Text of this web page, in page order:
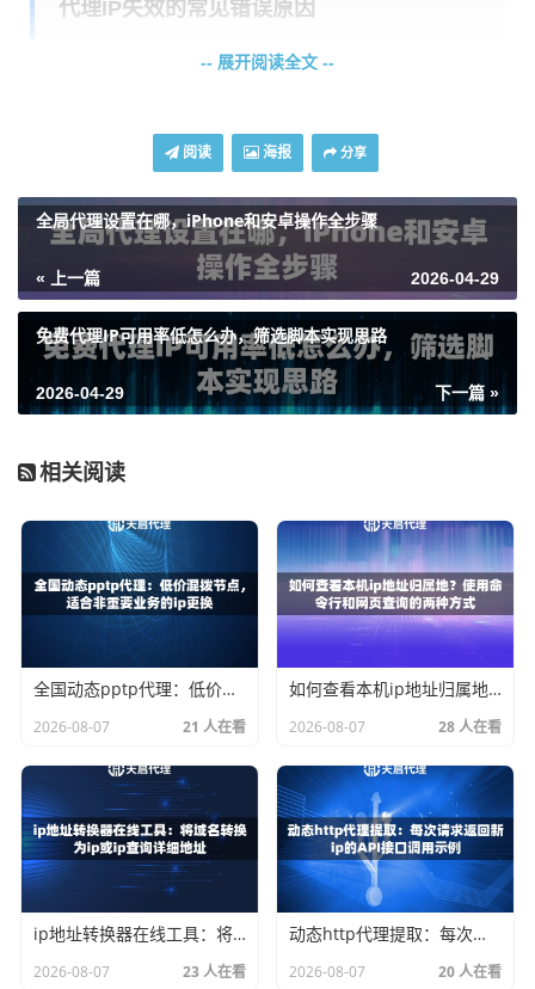
代理IP失效的常见错误原因
代理IP失效的原因多种多样，但大多逃不出以下几类：
过于频繁，触发了目标网站的防护规则，该代理IP就会被拉
特定网站。
2. 代理服务器不稳定或网络延迟高：代理服务器也可能出现
故障或负载过高，导致响应缓慢甚至超时。高延迟会使爬虫
效率急剧下降。
：使用用户名密码认证时，拼写错误、账号
过期或权限不足都会导致连接被拒绝。白IP授权模式下，本
4. 协议不匹配或连接数限制
爬虫程序使用的协议（HTTP/HTTPS/SOCKS5）必须与代理
服务商提供的协议一致。一些代理服务对单IP的并发连接数
有限制，超出限制也会导致新请求失败。
5. 本地网络环境问题
：有时问题不在远端，而在本地。防火
效。
找到了原因，解决起来就有了方向。以下是一些实用的解决
和预防策略：
建立IP质量检测机制
：在爬虫程序中集成一个IP验证环节。
在正式抓取前，先用代理IP访问一个简单的页面进行“健康检
查”，确保IP可用后再投入工作。对于天启代理这类提供高可
-- 展开阅读全文 --
阅读 海报 分享
全局代理设置在哪，iPhone和安卓操作全步骤
« 上一篇 2026-04-29
免费代理IP可用率低怎么办，筛选脚本实现思路
下一篇 »
2026-04-29
相关阅读
全国动态pptp代理：低价混拨节点，适合非重要业务的ip更换
2026-08-07 21 人在看
如何查看本机ip地址归属地？使用命令行和网页查询的两种方式
2026-08-07 28 人在看
ip地址转换器在线工具：将域名转换为ip或ip查询详细地址
2026-08-07 23 人在看
动态http代理提取：每次请求返回新ip的API接口调用示例
2026-08-07 20 人在看